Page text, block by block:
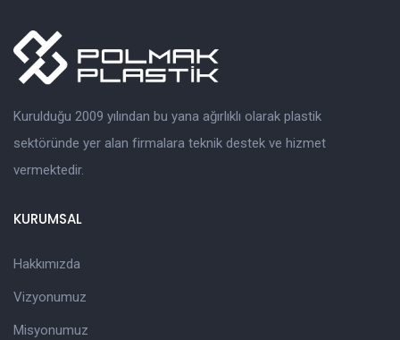
Kurulduğu 2009 yılından bu yana ağırlıklı olarak plastik
sektöründe yer alan firmalara teknik destek ve hizmet
vermektedir.
KURUMSAL
Hakkımızda
Vizyonumuz
Misyonumuz